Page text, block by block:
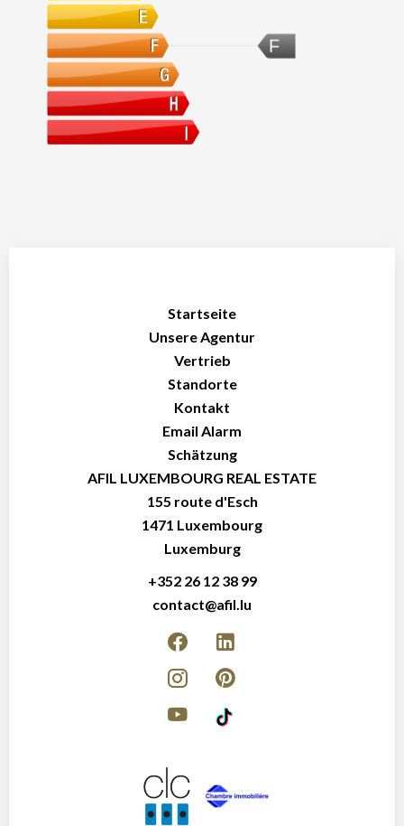
F
Startseite
Unsere Agentur
Vertrieb
Standorte
Kontakt
Email Alarm
Schätzung
AFIL LUXEMBOURG REAL ESTATE
155 route d'Esch
1471 Luxembourg
Luxemburg
+352 26 12 38 99
contact@afil.lu